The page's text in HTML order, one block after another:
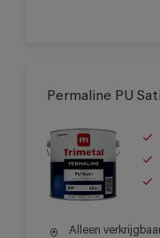
Permaline PU
Alleen